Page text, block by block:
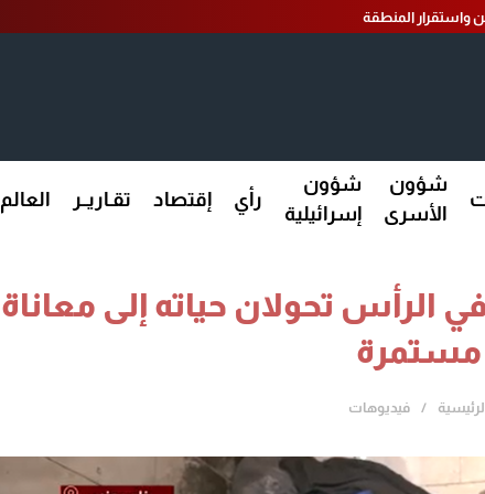
واستقرار المنطقة
شؤون
الأسرى
شؤون
إسرائيلية
رأي إقتصاد تقـاريــر العالم
الرأس تحولان حياته إلى معاناة
مستمرة
فيديوهات